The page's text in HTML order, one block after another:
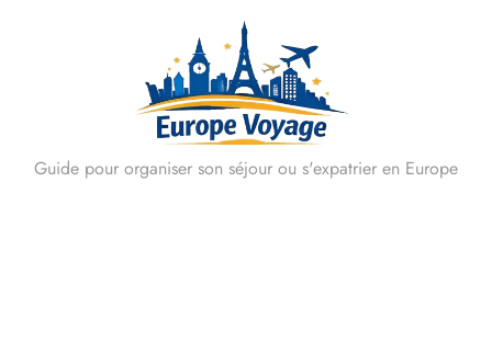
Guide pour organiser son séjour ou s'expatrier en Europe